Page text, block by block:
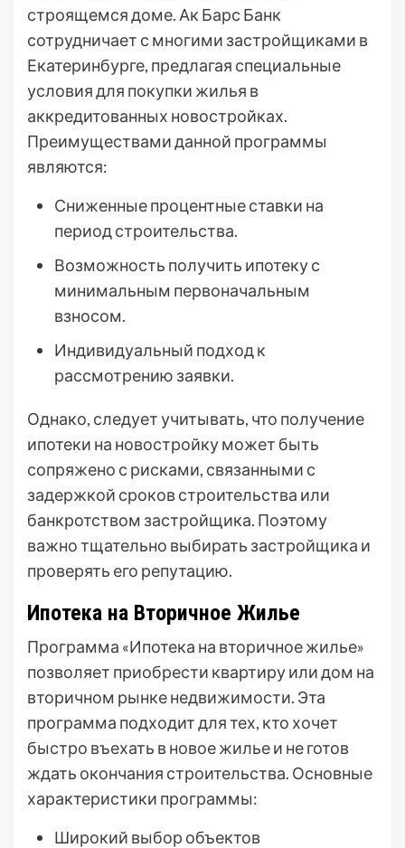
строящемся доме. Ак Барс Банк
сотрудничает с многими застройщиками в
Екатеринбурге, предлагая специальные
условия для покупки жилья в
аккредитованных новостройках.
Преимуществами данной программы
являются:
Сниженные процентные ставки на
период строительства.
Возможность получить ипотеку с
минимальным первоначальным
взносом.
Индивидуальный подход к
рассмотрению заявки.
Однако, следует учитывать, что получение
ипотеки на новостройку может быть
сопряжено с рисками, связанными с
задержкой сроков строительства или
банкротством застройщика. Поэтому
важно тщательно выбирать застройщика и
проверять его репутацию.
Ипотека на Вторичное Жилье
Программа «Ипотека на вторичное жилье»
позволяет приобрести квартиру или дом на
вторичном рынке недвижимости. Эта
программа подходит для тех, кто хочет
быстро въехать в новое жилье и не готов
ждать окончания строительства. Основные
характеристики программы:
Широкий выбор объектов